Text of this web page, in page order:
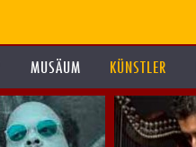
MUSÄUM KÜNSTLER